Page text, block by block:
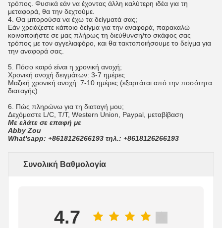
τρόπος. Φυσικά εάν να έχοντας άλλη καλύτερη ιδέα για τη
μεταφορά, θα την δεχτούμε.
4. Θα μπορούσα να έχω τα δείγματά σας;
Εάν χρειάζεστε κάποιο δείγμα για την αναφορά, παρακαλώ
κοινοποιήστε σε μας πλήρως τη διεύθυνση/το σκάφος σας
τρόπος με τον αγγελιαφόρο, και θα τακτοποιήσουμε το δείγμα για
την αναφορά σας.
5. Πόσο καιρό είναι η χρονική ανοχή;
Χρονική ανοχή δειγμάτων: 3-7 ημέρες
Μαζική χρονική ανοχή: 7-10 ημέρες (εξαρτάται από την ποσότητα
διαταγής)
6. Πώς πληρώνω για τη διαταγή μου;
Δεχόμαστε L/C, T/T, Western Union, Paypal, μεταβίβαση
Με ελάτε σε επαφή με
Abby Zou
What'sapp: +8618126266193 τηλ.: +8618126266193
Συνολική Βαθμολογία
4.7